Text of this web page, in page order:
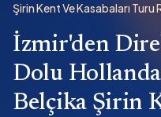
Şirin Kent Ve Kasabaları Turu
İzmir'den
Dolu
Belçika Şirin